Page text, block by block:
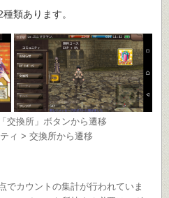
類あります。
交換所」ボタンから遷移
ィ > 交換所から遷移
カウントの集計が行われていま